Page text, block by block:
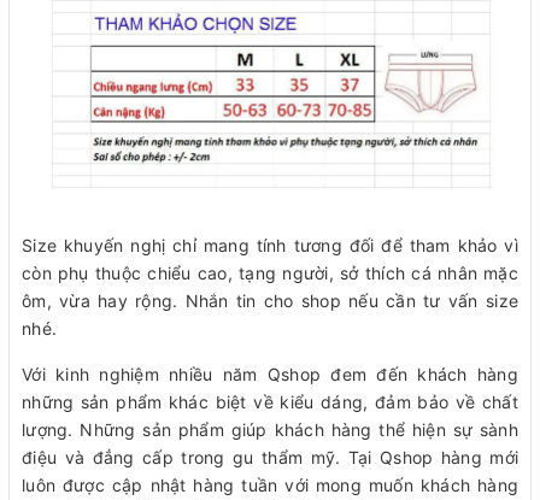
Size khuyến nghị chỉ mang tính tương đối để tham khảo vì
còn phụ thuộc chiểu cao, tạng người, sở thích cá nhân mặc
ôm, vừa hay rộng. Nhắn tin cho shop nếu cần tư vấn size
nhé.
Với kinh nghiệm nhiều năm Qshop đem đến khách hàng
những sản phẩm khác biệt về kiểu dáng, đảm bảo về chất
lượng. Những sản phẩm giúp khách hàng thể hiện sự sành
điệu và đẳng cấp trong gu thẩm mỹ. Tại Qshop hàng mới
luôn được cập nhật hàng tuần với mong muốn khách hàng